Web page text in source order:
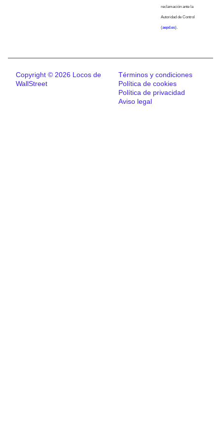
reclamación ante la
Autoridad de Control
(aepd.es).
Copyright © 2026 Locos de
WallStreet
Términos y condiciones
Política de cookies
Política de privacidad
Aviso legal